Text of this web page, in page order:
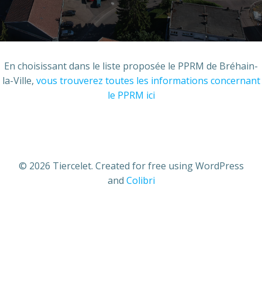
En choisissant dans le liste proposée le PPRM de Bréhain-
la-Ville, vous trouverez toutes les informations concernant
le PPRM ici
© 2026 Tiercelet. Created for free using WordPress
and Colibri